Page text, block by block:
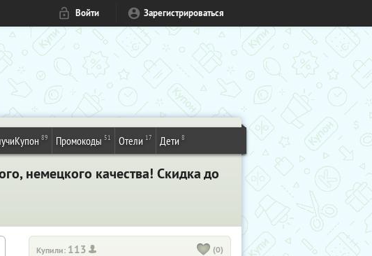
Войти Зарегистрироваться
89 Промокоды 51 Отели 17 Дети 8
немецкого качества! Скидка до
Купили: 113 (0)